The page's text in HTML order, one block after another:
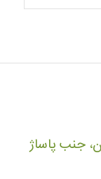
جنب پاساژ